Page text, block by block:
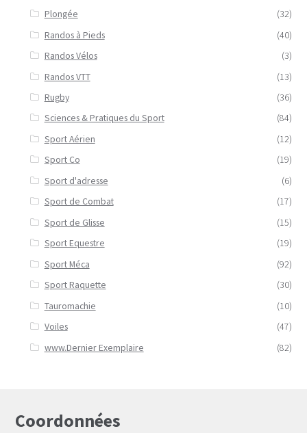
Plongée
(32)
Randos à Pieds
(40)
Randos Vélos
(3)
Randos VTT
(13)
Rugby
(36)
Sciences & Pratiques du Sport
(84)
Sport Aérien
(12)
Sport Co
(19)
Sport d'adresse
(6)
Sport de Combat
(17)
Sport de Glisse
(15)
Sport Equestre
(19)
Sport Méca
(92)
Sport Raquette
(30)
Tauromachie
(10)
Voiles
(47)
www.Dernier Exemplaire
(82)
Coordonnées